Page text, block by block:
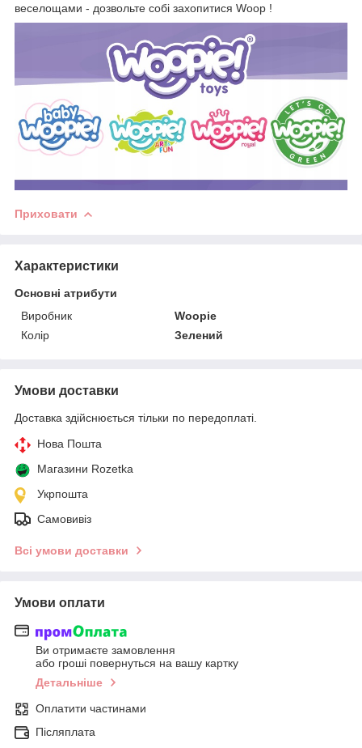
веселощами - дозвольте собі захопитися Woop !
Приховати
Характеристики
Основні атрибути
Виробник
Woopie
Колір
Зелений
Умови доставки
Доставка здійснюється тільки по передоплаті.
Нова Пошта
Магазини Rozetka
Укрпошта
Самовивіз
Всі умови доставки
Умови оплати
Ви отримаєте замовлення
або гроші повернуться на вашу картку
Детальніше
Оплатити частинами
Післяплата